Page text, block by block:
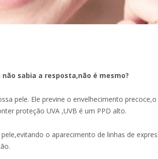
sabia a resposta,não é mesmo?
pele. Ele previne o envelhecimento
proteção UVA ,UVB é um PPD alto.
o aparecimento de linhas de